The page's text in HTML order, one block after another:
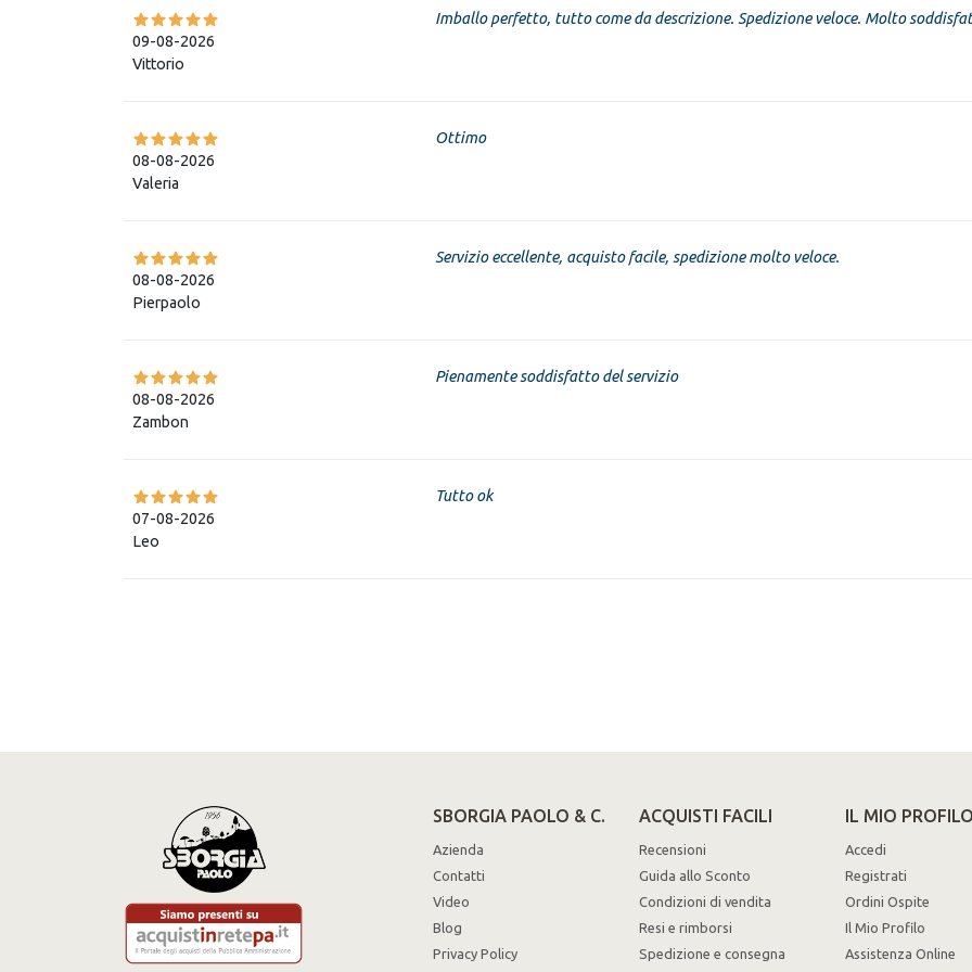
09-08-2026
Vittorio
Imballo perfetto, tutto come da descrizione. Spedizione veloce. Molto
08-08-2026
Valeria
Ottimo
08-08-2026
Pierpaolo
Servizio eccellente, acquisto facile, spedizione molto veloce.
08-08-2026
Zambon
Pienamente soddisfatto del servizio
07-08-2026
Leo
Tutto ok
SBORGIA PAOLO & C.
Azienda
Contatti
Video
Blog
Privacy Policy
ACQUISTI FACILI
Recensioni
Guida allo Sconto
Condizioni di vendita
Resi e rimborsi
Spedizione e consegna
IL MIO
Accedi
Registrati
Ordini Ospite
Il Mio Profilo
Assistenza Online